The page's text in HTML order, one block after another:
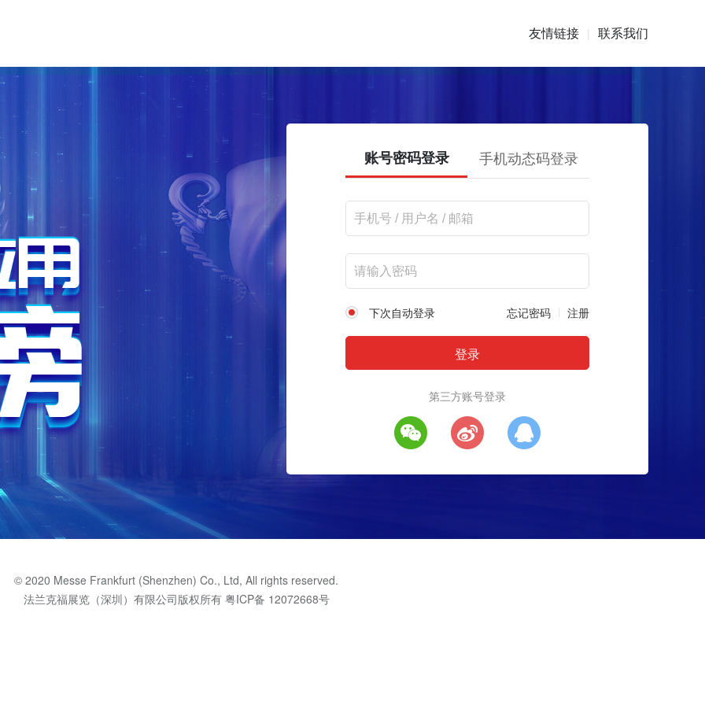
友情链接 | 联系我们
账号密码登录 手机动态码登录
下次自动登录 忘记密码 注册
第三方账号登录
© 2020 Messe Frankfurt (Shenzhen) Co., Ltd, All rights reserved.
法兰克福展览（深圳）有限公司版权所有 粤ICP备 12072668号